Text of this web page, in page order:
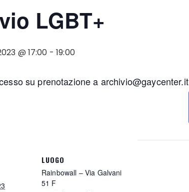
LGBT+
@ 17:00 -19:00
su prenotazione a archivio@gaycenter.it
LUOGO
Rainbowall – Via Galvani
51 F